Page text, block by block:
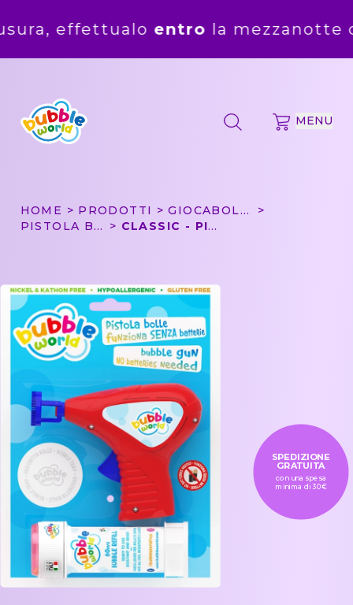
entrola mezzanotte del5
MENU
HOME PRODOTTI
GIOCABOLLE
PISTOLA BOLLE PICCOLA
CLASSIC - PISTOLA BOLLE PICCOLA BUBBLE WORLD IN BLISTER
SPEDIZIONE
GRATUITA
con una spesa
minima di 30€